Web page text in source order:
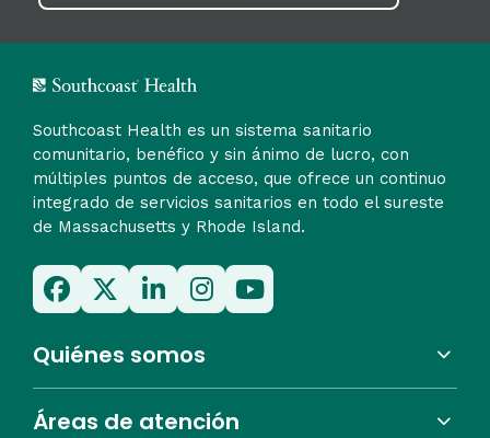
Southcoast Health es un sistema sanitario
comunitario, benéfico y sin ánimo de lucro, con
múltiples puntos de acceso, que ofrece un continuo
integrado de servicios sanitarios en todo el sureste
de Massachusetts y Rhode Island.
Quiénes somos
Áreas de atención